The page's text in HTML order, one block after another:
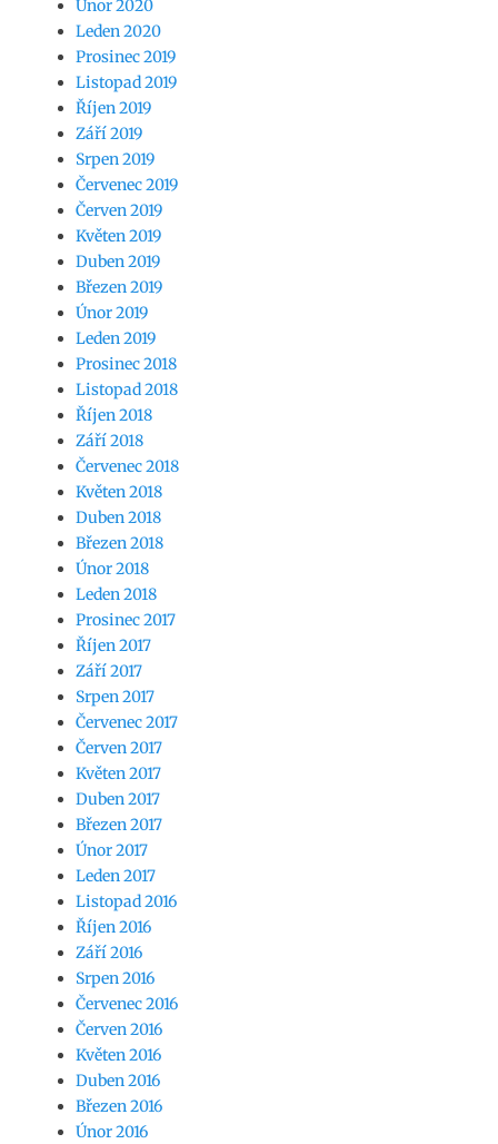
Únor 2020
Leden 2020
Prosinec 2019
Listopad 2019
Říjen 2019
Září 2019
Srpen 2019
Červenec 2019
Červen 2019
Květen 2019
Duben 2019
Březen 2019
Únor 2019
Leden 2019
Prosinec 2018
Listopad 2018
Říjen 2018
Září 2018
Červenec 2018
Květen 2018
Duben 2018
Březen 2018
Únor 2018
Leden 2018
Prosinec 2017
Říjen 2017
Září 2017
Srpen 2017
Červenec 2017
Červen 2017
Květen 2017
Duben 2017
Březen 2017
Únor 2017
Leden 2017
Listopad 2016
Říjen 2016
Září 2016
Srpen 2016
Červenec 2016
Červen 2016
Květen 2016
Duben 2016
Březen 2016
Únor 2016